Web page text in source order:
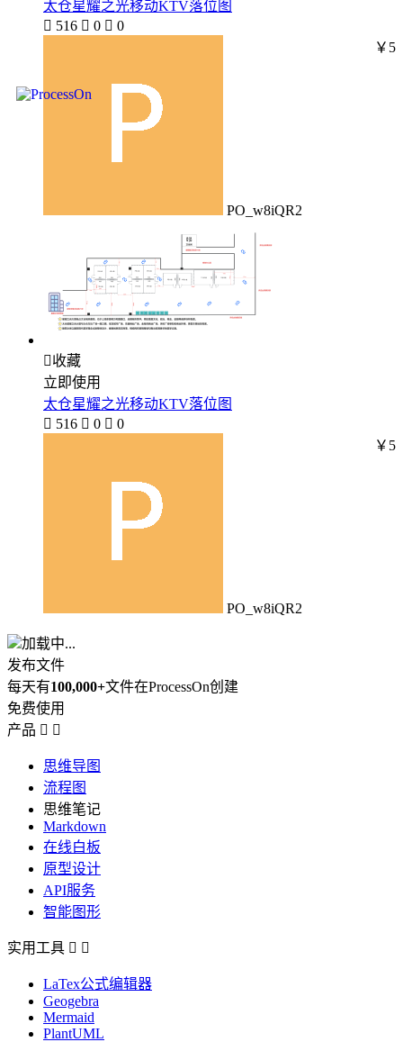
太仓星耀之光移动KTV落位图
 516  0  0
PO_w8iQR2
￥5
收藏
立即使用
太仓星耀之光移动KTV落位图
 516  0  0
PO_w8iQR2
￥5
加载中...
发布文件
每天有100,000+文件在ProcessOn创建
免费使用
产品  
思维导图
流程图
思维笔记
Markdown
在线白板
原型设计
API服务
智能图形
实用工具  
LaTex公式编辑器
Geogebra
Mermaid
PlantUML